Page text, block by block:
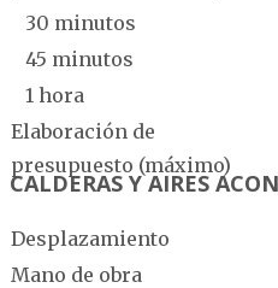
30 minutos
45 minutos
1 hora
Elaboración de
presupuesto (máximo)
CALDERAS Y AIRES
Desplazamiento
Mano de obra